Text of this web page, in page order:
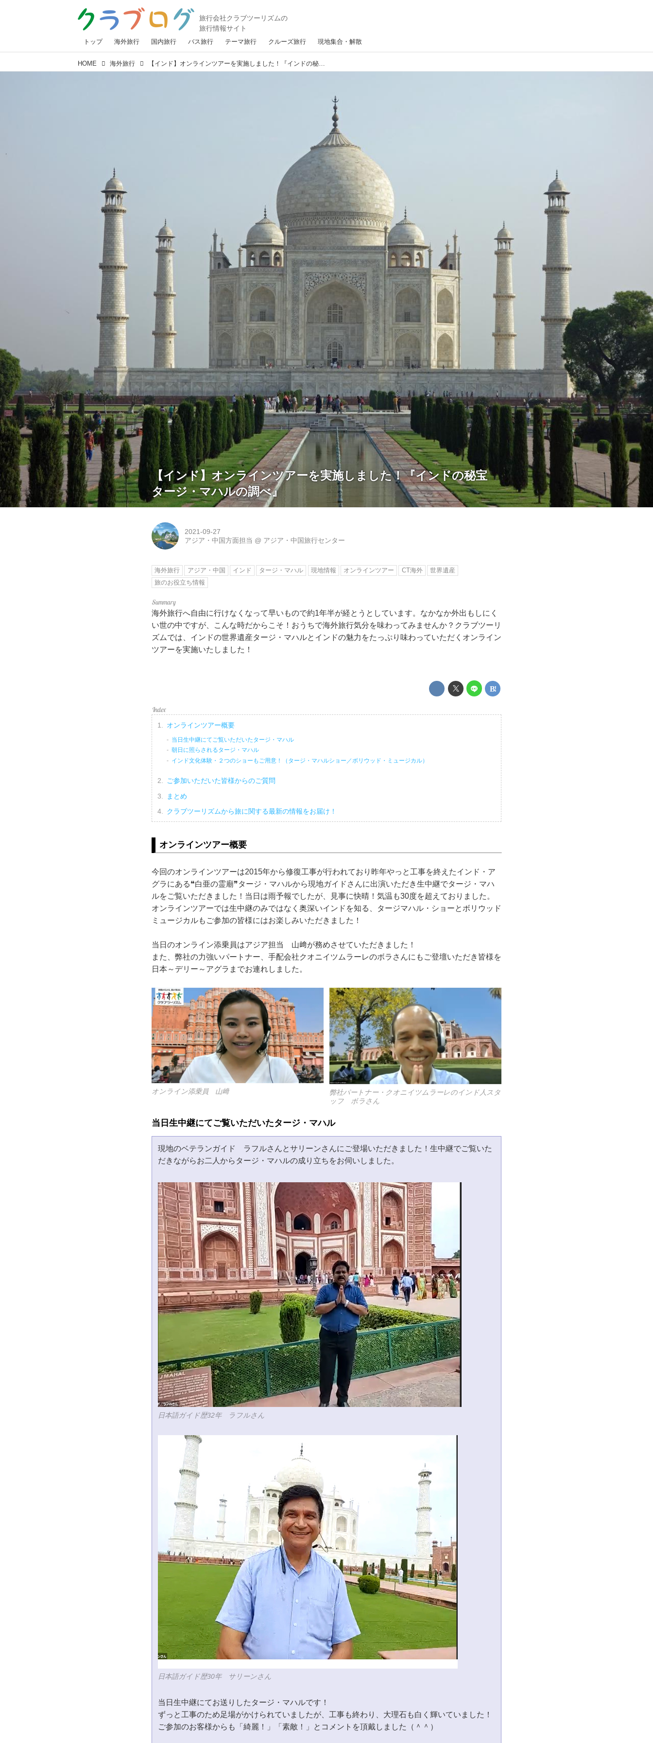
トップ 海外旅行 国内旅行 バス旅行 テーマ旅行 クルーズ旅行 現地集合・解散
HOME 海外旅行 【インド】オンラインツアーを実施しました！『インドの秘宝 タージ・マハルの調べ』
【インド】オンラインツアーを実施しました！『インドの秘宝
タージ・マハルの調べ』
2021-09-27
アジア・中国方面担当 @ アジア・中国旅行センター
海外旅行 アジア・中国 インド タージ・マハル 現地情報 オンラインツアー CT海外
世界遺産
旅のお役立ち情報
海外旅行へ自由に行けなくなって早いもので約1年半が経とうとしています。なかなか外出もしにく
い世の中ですが、こんな時だからこそ！おうちで海外旅行気分を味わってみませんか？クラブツーリ
ズムでは、インドの世界遺産タージ・マハルとインドの魅力をたっぷり味わっていただくオンライン
ツアーを実施いたしました！
オンラインツアー概要
当日生中継にてご覧いただいたタージ・マハル
朝日に照らされるタージ・マハル
インド文化体験・２つのショーもご用意！（タージ・マハルショー／ボリウッド・ミュージカル）
ご参加いただいた皆様からのご質問
まとめ
クラブツーリズムから旅に関する最新の情報をお届け！
オンラインツアー概要
今回のオンラインツアーは2015年から修復工事が行われており昨年やっと工事を終えたインド・ア
グラにある❝白亜の霊廟❞タージ・マハルから現地ガイドさんに出演いただき生中継でタージ・マハ
ルをご覧いただきました！当日は雨予報でしたが、見事に快晴！気温も30度を超えておりました。
オンラインツアーでは生中継のみではなく奥深いインドを知る、タージマハル・ショーとボリウッド
ミュージカルもご参加の皆様にはお楽しみいただきました！
当日のオンライン添乗員はアジア担当 山﨑が務めさせていただきました！
また、弊社の力強いパートナー、手配会社クオニイツムラーレのボラさんにもご登壇いただき皆様を
日本～デリー～アグラまでお連れしました。
オンライン添乗員 山﨑
弊社パートナー・クオニイツムラーレのインド人スタ
ッフ ボラさん
当日生中継にてご覧いただいたタージ・マハル
現地のベテランガイド ラフルさんとサリーンさんにご登場いただきました！生中継でご覧いた
だきながらお二人からタージ・マハルの成り立ちをお伺いしました。
日本語ガイド歴32年 ラフルさん
日本語ガイド歴30年 サリーンさん
当日生中継にてお送りしたタージ・マハルです！
ずっと工事のため足場がかけられていましたが、工事も終わり、大理石も白く輝いていました！
ご参加のお客様からも「綺麗！」「素敵！」とコメントを頂戴しました（＾＾）